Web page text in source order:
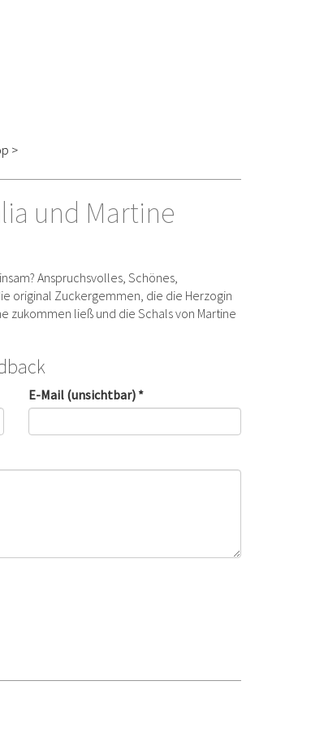
>
und Martine
Anspruchsvolles, Schönes,
original Zuckergemmen, die die Herzogin
zukommen ließ und die Schals von Martine
E-Mail (unsichtbar) *